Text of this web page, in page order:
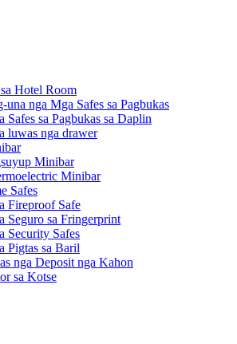
Hotel Room
una nga Mga Safes sa Pagbukas
Safes sa Pagbukas sa Daplin
luwas nga drawer
Minibar
Minibar
Safes
Fireproof Safe
Seguro sa Fringerprint
Security Safes
Pigtas sa Baril
nga Deposit nga Kahon
sa Kotse